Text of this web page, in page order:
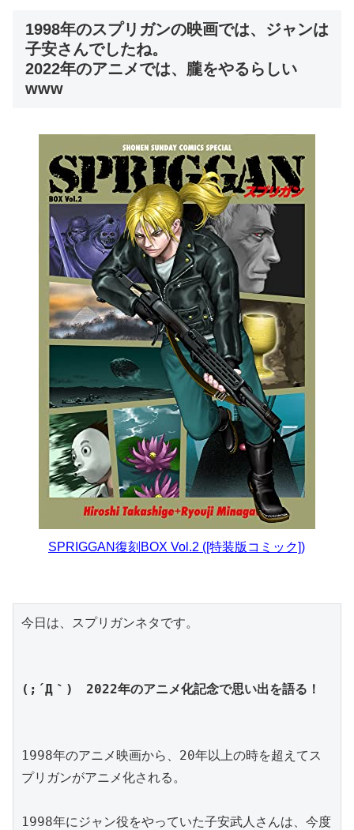
1998年のスプリガンの映画では、ジャンは
子安さんでしたね。
2022年のアニメでは、朧をやるらしい
www
SPRIGGAN復刻BOX Vol.2 ([特装版コミック])
今日は、スプリガンネタです。
(;´Д｀)　2022年のアニメ化記念で思い出を語る！
1998年のアニメ映画から、20年以上の時を超えてス
プリガンがアニメ化される。
1998年にジャン役をやっていた子安武人さんは、今度